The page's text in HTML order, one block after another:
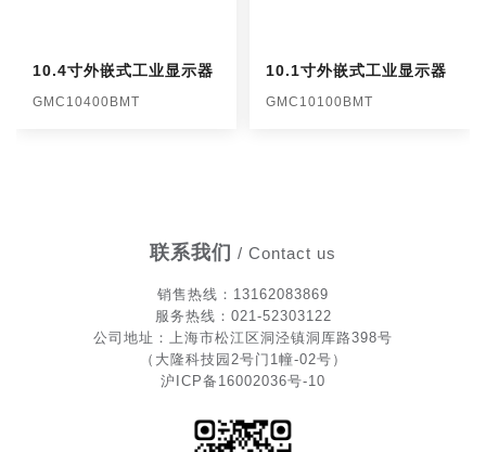
10.4寸外嵌式工业显示器
GMC10400BMT
10.1寸外嵌式工业显示器
GMC10100BMT
联系我们 / Contact us
销售热线 ：13162083869
服务热线：021-52303122
公司地址：上海市松江区洞泾镇洞厍路398号
（大隆科技园2号门1幢-02号）
沪ICP备16002036号-10